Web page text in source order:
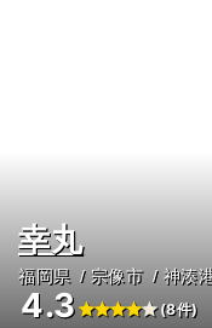
幸丸
福岡県 宗像市 神湊
4.3 (8件)